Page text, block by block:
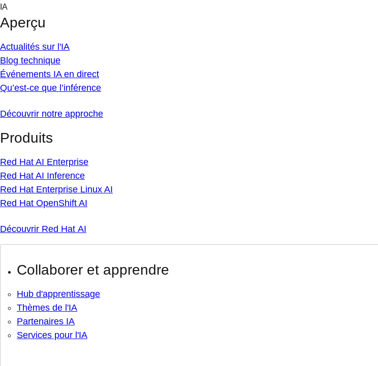
Skip
content
IA
Aperçu
Actualités sur l'IA
Blog technique
Événements IA en direct
Qu’est-ce que l’inférence
Découvrir notre approche
Produits
Red Hat AI Enterprise
Red Hat AI Inference
Red Hat Enterprise Linux AI
Red Hat OpenShift AI
Découvrir Red Hat AI
Collaborer et apprendre
Hub d'apprentissage
Thèmes de l'IA
Partenaires IA
Services pour l'IA